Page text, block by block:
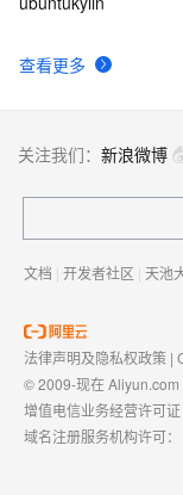
查看更多
关注我们： 新浪微博
文档 | 开发者社区 | 天池
法律声明及隐私权政策 |
© 2009-现在 Aliyun.com
增值电信业务经营许可证
域名注册服务机构许可：